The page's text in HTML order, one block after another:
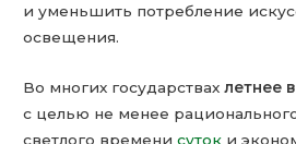
и уменьшить потребление
освещения.
Во многих государствахлетнее
с целью не менее
светлого временисуток и